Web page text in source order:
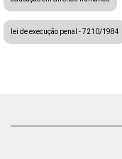
lei de execução penal - 7210/1984